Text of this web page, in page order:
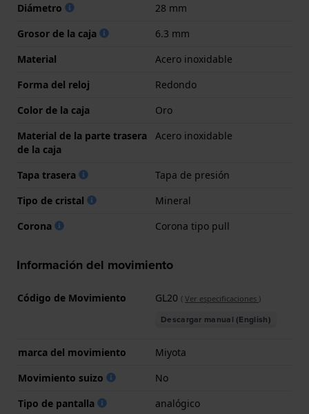
Diámetro
28 mm
Grosor de la caja
6.3 mm
Material
Acero inoxidable
Forma del reloj
Redondo
Color de la caja
Oro
Material de la parte trasera
de la caja
Acero inoxidable
Tapa trasera
Tapa de presión
Tipo de cristal
Mineral
Corona
Corona tipo pull
Información del movimiento
Código de Movimiento GL20 ( Ver especificaciones )
Descargar manual (English)
marca del movimiento
Miyota
Movimiento suizo
No
Tipo de pantalla
analógico